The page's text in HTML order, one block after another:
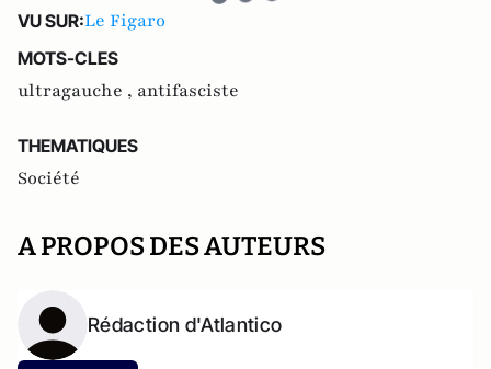
VU SUR:Le Figaro
MOTS-CLES
ultragauche , antifasciste
THEMATIQUES
Société
A PROPOS DES AUTEURS
Rédaction d'Atlantico